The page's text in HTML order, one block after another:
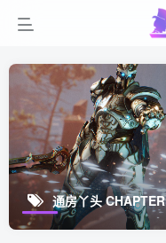
通房丫头 CHAPTER